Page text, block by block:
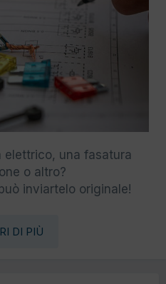
elettrico, una fasatura
o altro?
inviartelo originale!
DI PIÙ